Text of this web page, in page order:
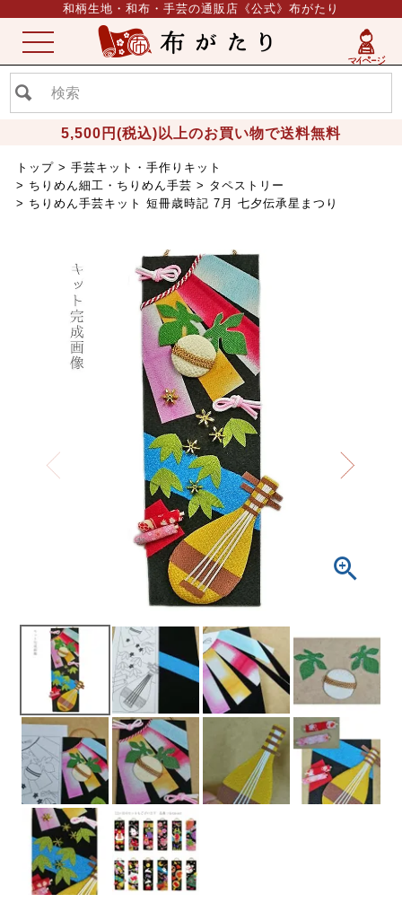
和柄生地・和布・手芸の通販店《公式》布がたり
5,500円(税込)以上のお買い物で送料無料
ME
NU
トップ
手芸キット・手作りキット
ちりめん細工・ちりめん手芸
タペストリー
ちりめん手芸キット 短冊歳時記 7月 七夕伝承星まつり